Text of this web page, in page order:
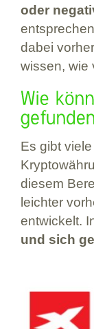
oder
dabei
wissen, wie
Es gibt
diesem
leichter
entwickelt.
und sich